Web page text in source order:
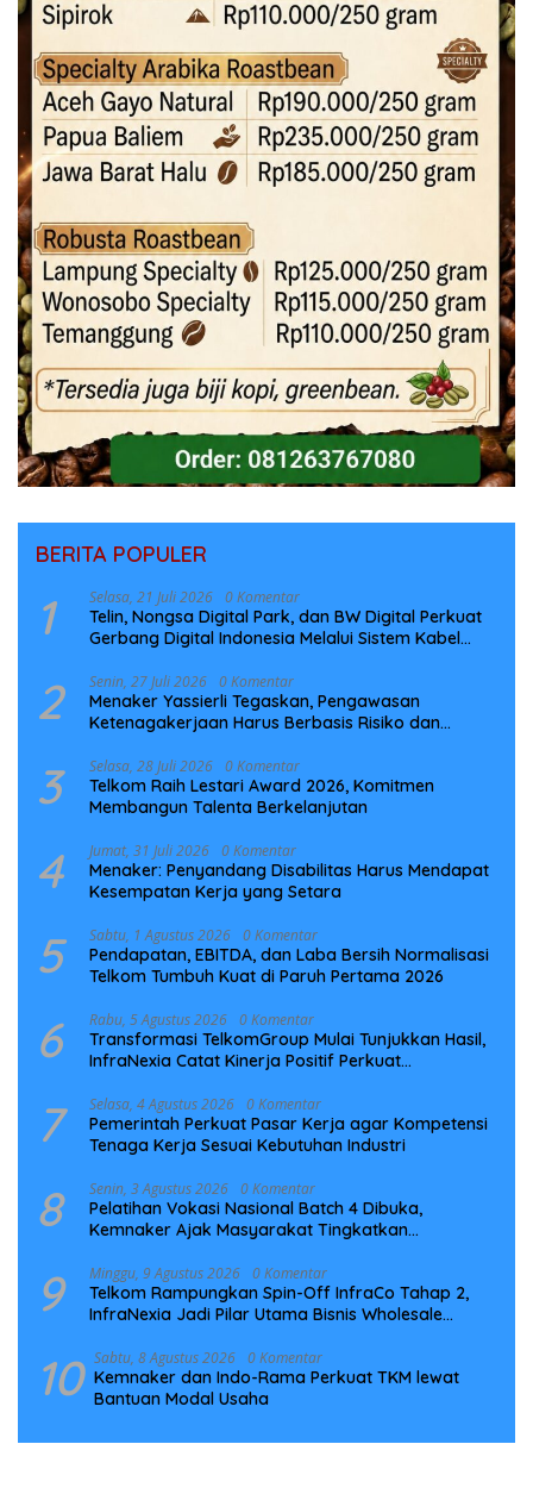
BERITA POPULER
1 Selasa, 21 Juli 2026 0 Komentar
Telin, Nongsa Digital Park, dan BW Digital Perkuat
Gerbang Digital Indonesia Melalui Sistem Kabel
2 Senin, 27 Juli 2026 0 Komentar
Menaker Yassierli Tegaskan, Pengawasan
Ketenagakerjaan Harus Berbasis Risiko dan
3 Selasa, 28 Juli 2026 0 Komentar
Telkom Raih Lestari Award 2026, Komitmen
Membangun Talenta Berkelanjutan
4 Jumat, 31 Juli 2026 0 Komentar
Menaker: Penyandang Disabilitas Harus Mendapat
Kesempatan Kerja yang Setara
5 Sabtu, 1 Agustus 2026 0 Komentar
Pendapatan, EBITDA, dan Laba Bersih Normalisasi
Telkom Tumbuh Kuat di Paruh Pertama 2026
6 Rabu, 5 Agustus 2026 0 Komentar
Transformasi TelkomGroup Mulai Tunjukkan Hasil,
InfraNexia Catat Kinerja Positif Perkuat
7 Selasa, 4 Agustus 2026 0 Komentar
Pemerintah Perkuat Pasar Kerja agar Kompetensi
Tenaga Kerja Sesuai Kebutuhan Industri
8 Senin, 3 Agustus 2026 0 Komentar
Pelatihan Vokasi Nasional Batch 4 Dibuka,
Kemnaker Ajak Masyarakat Tingkatkan
9 Minggu, 9 Agustus 2026 0 Komentar
Telkom Rampungkan Spin-Off InfraCo Tahap 2,
InfraNexia Jadi Pilar Utama Bisnis Wholesale
10 Sabtu, 8 Agustus 2026 0 Komentar
Kemnaker dan Indo-Rama Perkuat TKM lewat
Bantuan Modal Usaha